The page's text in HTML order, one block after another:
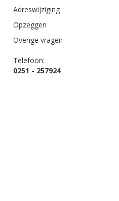
Adreswijziging
Opzeggen
Overige vragen
Telefoon:
0251 - 257924